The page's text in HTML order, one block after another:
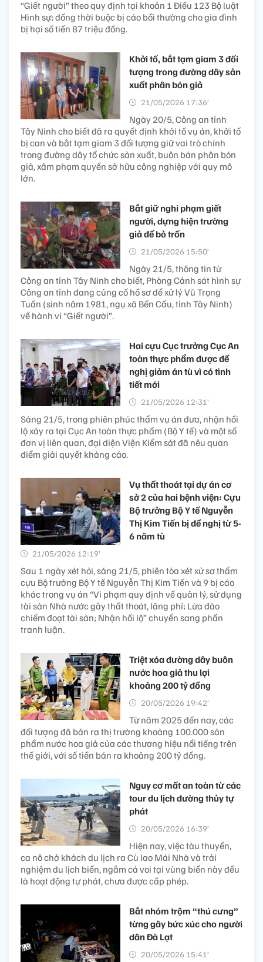
“Giết người” theo quy định tại khoản 1 Điều 123 Bộ luật
Hình sự; đồng thời buộc bị cáo bồi thường cho gia đình
bị hại số tiền 87 triệu đồng.
Khởi tố, bắt tạm giam 3 đối
tượng trong đường dây sản
xuất phân bón giả
21/05/2026 17:36’
Ngày 20/5, Công an tỉnh
Tây Ninh cho biết đã ra quyết định khởi tố vụ án, khởi tố
bị can và bắt tạm giam 3 đối tượng giữ vai trò chính
trong đường dây tổ chức sản xuất, buôn bán phân bón
giả, xâm phạm quyền sở hữu công nghiệp với quy mô
lớn.
Bắt giữ nghi phạm giết
người, dựng hiện trường
giả để bỏ trốn
21/05/2026 15:50’
Ngày 21/5, thông tin từ
Công an tỉnh Tây Ninh cho biết, Phòng Cảnh sát hình sự
Công an tỉnh đang củng cố hồ sơ để xử lý Vũ Trọng
Tuấn (sinh năm 1981, ngụ xã Bến Cầu, tỉnh Tây Ninh)
về hành vi “Giết người”.
Hai cựu Cục trưởng Cục An
toàn thực phẩm được đề
nghị giảm án tù vì có tình
tiết mới
21/05/2026 12:31’
Sáng 21/5, trong phiên phúc thẩm vụ án đưa, nhận hối
lộ xảy ra tại Cục An toàn thực phẩm (Bộ Y tế) và một số
đơn vị liên quan, đại diện Viện Kiểm sát đã nêu quan
điểm giải quyết kháng cáo.
Vụ thất thoát tại dự án cơ
sở 2 của hai bệnh viện: Cựu
Bộ trưởng Bộ Y tế Nguyễn
Thị Kim Tiến bị đề nghị từ 5-
6 năm tù
21/05/2026 12:19’
Sau 1 ngày xét hỏi, sáng 21/5, phiên tòa xét xử sơ thẩm
cựu Bộ trưởng Bộ Y tế Nguyễn Thị Kim Tiến và 9 bị cáo
khác trong vụ án “Vi phạm quy định về quản lý, sử dụng
tài sản Nhà nước gây thất thoát, lãng phí; Lừa đảo
chiếm đoạt tài sản; Nhận hối lộ” chuyển sang phần
tranh luận.
Triệt xóa đường dây buôn
nước hoa giả thu lợi
khoảng 200 tỷ đồng
20/05/2026 19:42’
Từ năm 2025 đến nay, các
đối tượng đã bán ra thị trường khoảng 100.000 sản
phẩm nước hoa giả của các thương hiệu nổi tiếng trên
thế giới, với số tiền bán ra khoảng 200 tỷ đồng.
Nguy cơ mất an toàn từ các
tour du lịch đường thủy tự
phát
20/05/2026 16:39’
Hiện nay, việc tàu thuyền,
ca nô chở khách du lịch ra Cù lao Mái Nhà và trải
nghiệm du lịch biển, ngắm cá voi tại vùng biển này đều
là hoạt động tự phát, chưa được cấp phép.
Bắt nhóm trộm “thú cưng”
từng gây bức xúc cho người
dân Đà Lạt
20/05/2026 15:41’